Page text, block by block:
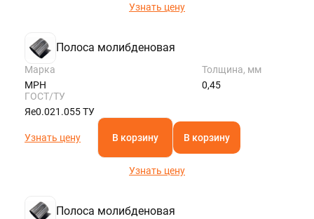
Узнать цену
Полоса молибденовая
Марка
МРН
Толщина, мм
0,45
ГОСТ/ТУ
Яе0.021.055 ТУ
Узнать цену В корзину В корзину
Узнать цену
Полоса молибденовая